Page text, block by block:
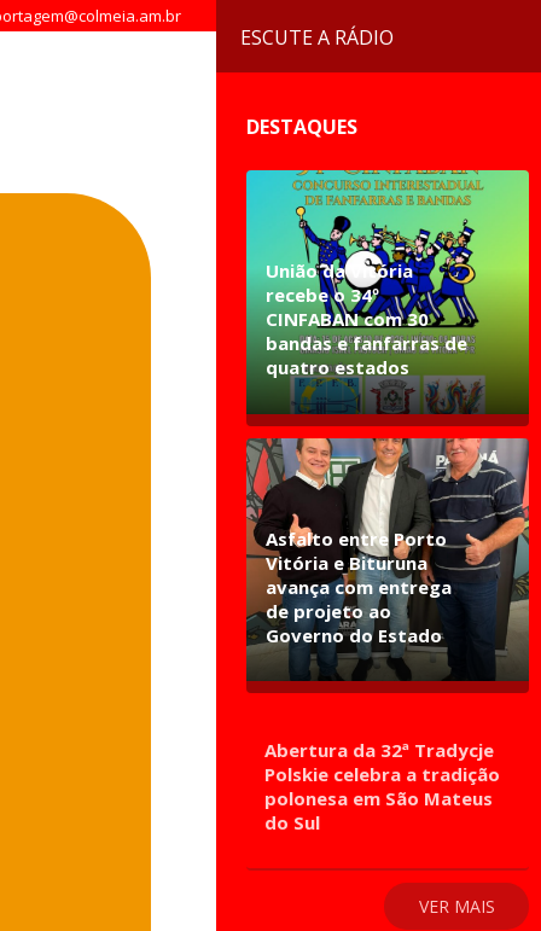
ESCUTE A RÁDIO
DESTAQUES
União da Vitória
recebe o 34º
CINFABAN com 30
bandas e fanfarras de
quatro estados
Asfalto entre Porto
Vitória e Bituruna
avança com entrega
de projeto ao
Governo do Estado
Abertura da 32ª Tradycje
Polskie celebra a tradição
polonesa em São Mateus
do Sul
VER MAIS